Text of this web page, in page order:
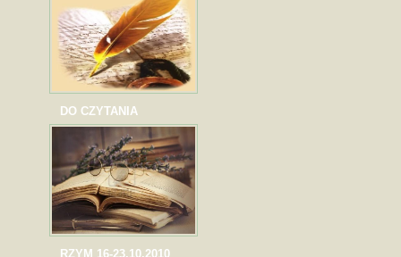
DO CZYTANIA
RZYM 16-23.10.2010